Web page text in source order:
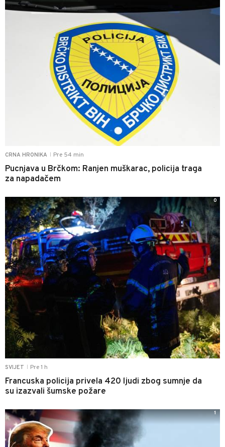
CRNA HRONIKA Pre 54 min
Pucnjava u Brčkom: Ranjen muškarac, policija traga
za napadačem
SVIJET Pre 1 h
Francuska policija privela 420 ljudi zbog sumnje da
su izazvali šumske požare
0
1